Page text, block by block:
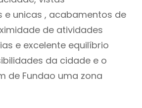
e unicas , acabamentos de
de atividades
e excelente equilíbrio
da cidade e o
de Fundao uma zona